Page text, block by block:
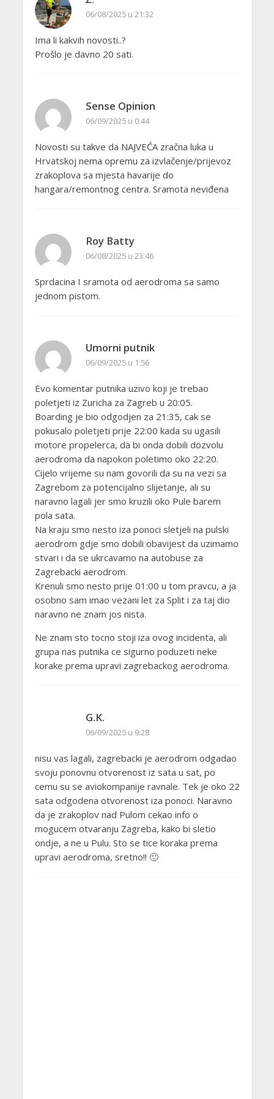
06/08/2025 u 21:32
Ima li kakvih novosti..?
Prošlo je davno 20 sati.
Sense Opinion
06/09/2025 u 0:44
Novosti su takve da NAJVEĆA zračna luka u
Hrvatskoj nema opremu za izvlačenje/prijevoz
zrakoplova sa mjesta havarije do
hangara/remontnog centra. Sramota neviđena
Roy Batty
06/08/2025 u 23:46
Sprdacina I sramota od aerodroma sa samo
jednom pistom.
Umorni putnik
06/09/2025 u 1:56
Evo komentar putnika uzivo koji je trebao
poletjeti iz Zuricha za Zagreb u 20:05.
Boarding je bio odgodjen za 21:35, cak se
pokusalo poletjeti prije 22:00 kada su ugasili
motore propelerca, da bi onda dobili dozvolu
aerodroma da napokon poletimo oko 22:20.
Cijelo vrijeme su nam govorili da su na vezi sa
Zagrebom za potencijalno slijetanje, ali su
naravno lagali jer smo kruzili oko Pule barem
pola sata.
Na kraju smo nesto iza ponoci sletjeli na pulski
aerodrom gdje smo dobili obavijest da uzimamo
stvari i da se ukrcavamo na autobuse za
Zagrebacki aerodrom.
Krenuli smo nesto prije 01:00 u tom pravcu, a ja
osobno sam imao vezani let za Split i za taj dio
naravno ne znam jos nista.
Ne znam sto tocno stoji iza ovog incidenta, ali
grupa nas putnika ce sigurno poduzeti neke
korake prema upravi zagrebackog aerodroma.
G.K.
06/09/2025 u 9:28
nisu vas lagali, zagrebacki je aerodrom odgadao
svoju ponovnu otvorenost iz sata u sat, po
cemu su se aviokompanije ravnale. Tek je oko 22
sata odgodena otvorenost iza ponoci. Naravno
da je zrakoplov nad Pulom cekao info o
mogucem otvaranju Zagreba, kako bi sletio
ondje, a ne u Pulu. Sto se tice koraka prema
upravi aerodroma, sretno!! 🙂